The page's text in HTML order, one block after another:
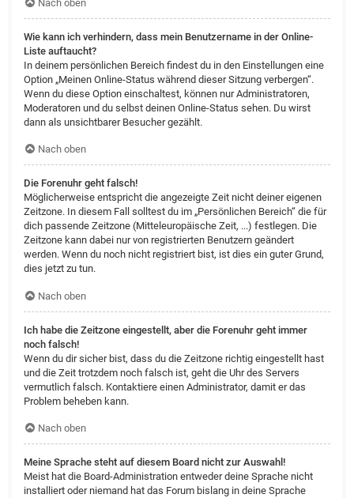
Nach oben
Wie kann ich verhindern, dass mein Benutzername in der Online-
Liste auftaucht?
In deinem persönlichen Bereich findest du in den Einstellungen eine
Option „Meinen Online-Status während dieser Sitzung verbergen“.
Wenn du diese Option einschaltest, können nur Administratoren,
Moderatoren und du selbst deinen Online-Status sehen. Du wirst
dann als unsichtbarer Besucher gezählt.
Nach oben
Die Forenuhr geht falsch!
Möglicherweise entspricht die angezeigte Zeit nicht deiner eigenen
Zeitzone. In diesem Fall solltest du im „Persönlichen Bereich“ die für
dich passende Zeitzone (Mitteleuropäische Zeit, ...) festlegen. Die
Zeitzone kann dabei nur von registrierten Benutzern geändert
werden. Wenn du noch nicht registriert bist, ist dies ein guter Grund,
dies jetzt zu tun.
Nach oben
Ich habe die Zeitzone eingestellt, aber die Forenuhr geht immer
noch falsch!
Wenn du dir sicher bist, dass du die Zeitzone richtig eingestellt hast
und die Zeit trotzdem noch falsch ist, geht die Uhr des Servers
vermutlich falsch. Kontaktiere einen Administrator, damit er das
Problem beheben kann.
Nach oben
Meine Sprache steht auf diesem Board nicht zur Auswahl!
Meist hat die Board-Administration entweder deine Sprache nicht
installiert oder niemand hat das Forum bislang in deine Sprache